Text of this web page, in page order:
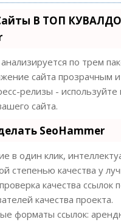
В ТОП
по трем
сайта прозрачным
релизы -
сайта.
SeoHammer
в один клик,
степенью качества у
качества
качества проекта.
форматы ссылок: